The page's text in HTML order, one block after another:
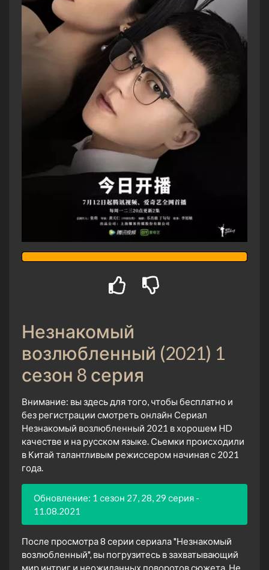
Незнакомый
возлюбленный (2021) 1
сезон 8 серия
Внимание: вы здесь для того, чтобы бесплатно и
без регистрации смотреть онлайн Сериал
Незнакомый возлюбленный 2021 в хорошем HD
качестве и на русском языке. Сьемки происходили
в Китай талантливым режиссером начиная с 2021
года.
Обновление: 1 сезон 27, 28, 29 серия -
11.08.2021
После просмотра 8 серии сериала "Незнакомый
возлюбленный", вы погрузитесь в захватывающий
мир интриг и неожиданных поворотов сюжета. Не